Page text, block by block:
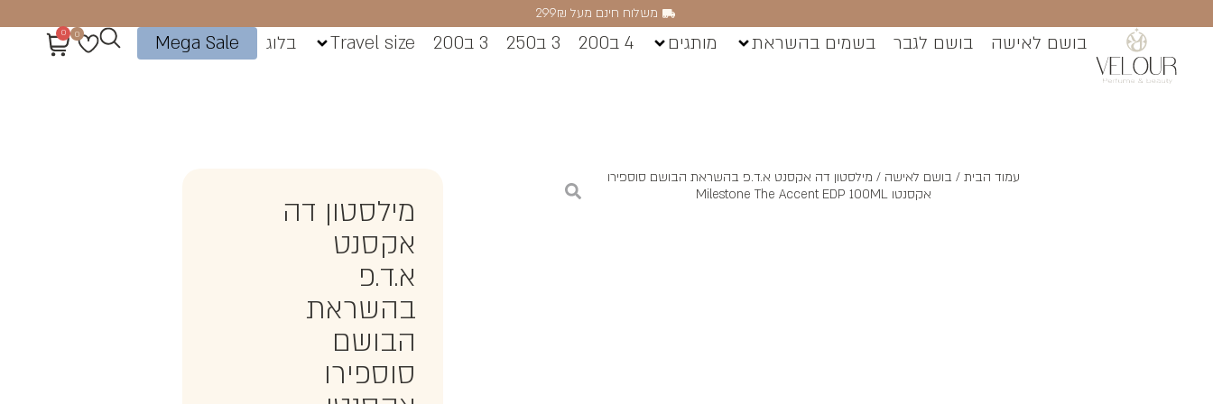
משלוח חינם מעל 299₪
בושם לאישה בושם לגבר בשמים בהשראת מותגים 4 ב200 3 ב250 3 ב200 Travel size בלוג Mega Sale
0
0
עמוד הבית / בושם לאישה / מילסטון דה אקסנט א.ד.פ בהשראת הבושם סוספירו
אקסנטו Milestone The Accent EDP 100ML
מילסטון דה
אקסנט
א.ד.פ
בהשראת
הבושם
סוספירו